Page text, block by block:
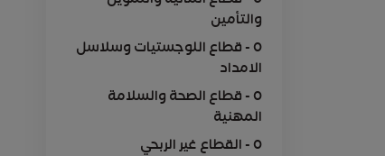
والتأمين
0 - قطاع اللوجستيات وسلاسل
الامداد
0 - قطاع الصحة والسلامة
المهنية
0 - القطاع غير الربحي